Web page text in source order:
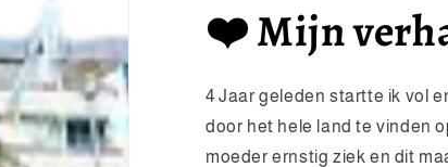
❤️ Mijn
4 Jaar geleden startte ik vol
door het hele land te vinden
moeder ernstig ziek en dit